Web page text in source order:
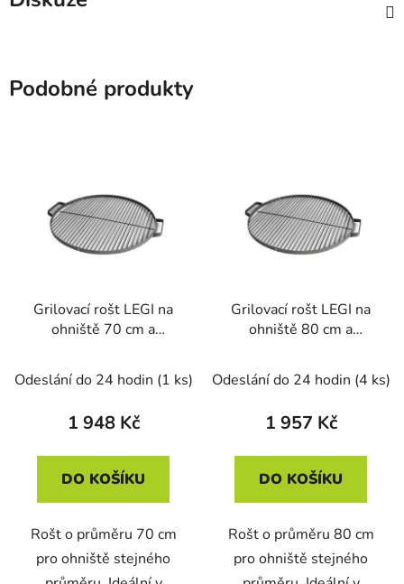
Podobné produkty
Grilovací rošt LEGI na
ohniště 70 cm a
ocel
Odeslání do 24 hodin (1 ks)
1 948 Kč
DO KOŠÍKU
Rošt o průměru 70 cm
pro ohniště stejného
Grilovací rošt LEGI na
ohniště 80 cm a
ocel
Odeslání do 24 hodin (4 ks)
1 957 Kč
DO KOŠÍKU
Rošt o průměru 80 cm
pro ohniště stejného